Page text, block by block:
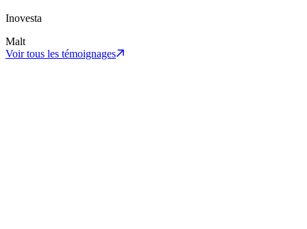
Inovesta
Malt
Voir tous les témoignages